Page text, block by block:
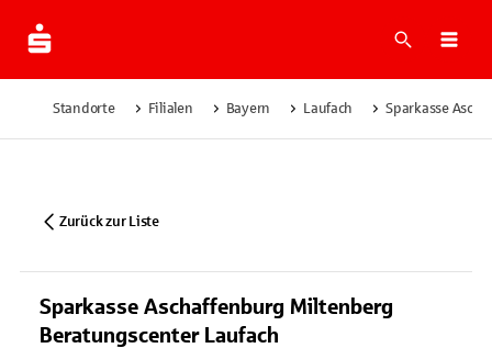
Suche
Standorte Filialen Bayern Laufach Sparkasse
Zurück zur Liste
Sparkasse Aschaffenburg Miltenberg
Beratungscenter Laufach